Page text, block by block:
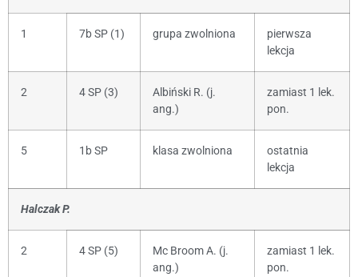
1 7b SP (1) grupa zwolniona
pierwsza
lekcja
2 4 SP (3)
Albiński R. (j.
ang.)
zamiast 1 lek.
pon.
5 1b SP klasa zwolniona
ostatnia
lekcja
Halczak P.
2 4 SP (5)
Mc Broom A. (j.
ang.)
zamiast 1 lek.
pon.